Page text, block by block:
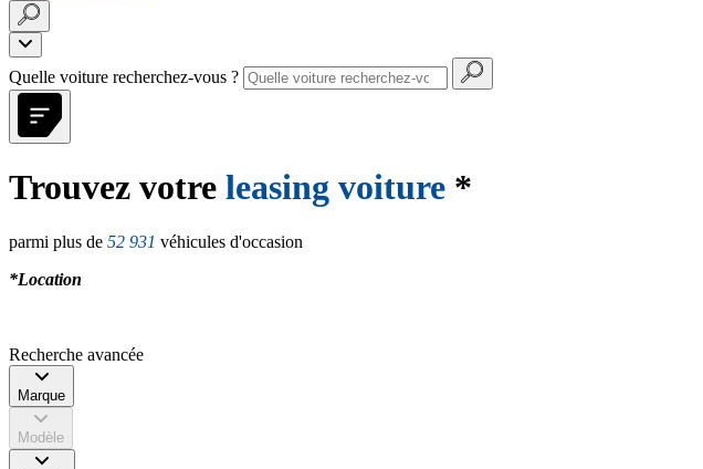
Quelle voiture recherchez-vous ?
Trouvez votre leasing voiture *
parmi plus de 52 931 véhicules d'occasion
*Location
Recherche avancée
Marque
Modèle